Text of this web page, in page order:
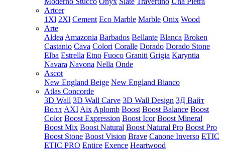
Artcer
1Xl 2Xl Cement Eco Marble Marble Onix Wood
Arte
Aldea Amazonia Barbados Bellante Blanca Broken
Castanio Cava Colori Coralle Dorado Dorado Stone
Elba Estrella Etno Fuoco Graniti Grigia Karyntia
Navara Navona Nella Onde
Ascot
New England Beige New England Bianco
Atlas Concorde
3D Wall 3D Wall Carve 3D Wall Design 3Д Вайт
Волл AXI Aix Aplomb Boost Boost Balance Boost
Color Boost Expression Boost Icor Boost Mineral
Boost Mix Boost Natural Boost Natural Pro Boost Pro
Boost Stone Boost Vision Brave Canone Inverso ETIC
ETIC PRO Entice Exence Heartwood